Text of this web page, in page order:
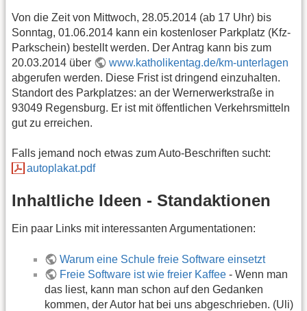
Von die Zeit von Mittwoch, 28.05.2014 (ab 17 Uhr) bis
Sonntag, 01.06.2014 kann ein kostenloser Parkplatz (Kfz-
Parkschein) bestellt werden. Der Antrag kann bis zum
20.03.2014 über
www.katholikentag.de/km-unterlagen
abgerufen werden. Diese Frist ist dringend einzuhalten.
Standort des Parkplatzes: an der Wernerwerkstraße in
93049 Regensburg. Er ist mit öffentlichen Verkehrsmitteln
gut zu erreichen.
Falls jemand noch etwas zum Auto-Beschriften sucht:
autoplakat.pdf
Inhaltliche Ideen - Standaktionen
Ein paar Links mit interessanten Argumentationen:
Warum eine Schule freie Software einsetzt
Freie Software ist wie freier Kaffee - Wenn man
das liest, kann man schon auf den Gedanken
kommen, der Autor hat bei uns abgeschrieben. (Uli)